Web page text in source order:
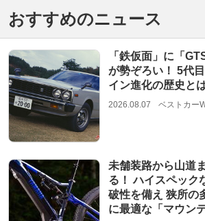
おすすめのニュース
「鉄仮面」に「
が勢ぞろい！ 5代
イン進化の歴史と
2026.08.07 ベストカー
未舗装路から山道
る！ ハイスペック
破性を備え 狭所の
に最適な「マウン